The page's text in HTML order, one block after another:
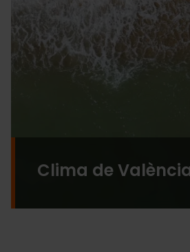
Clima de